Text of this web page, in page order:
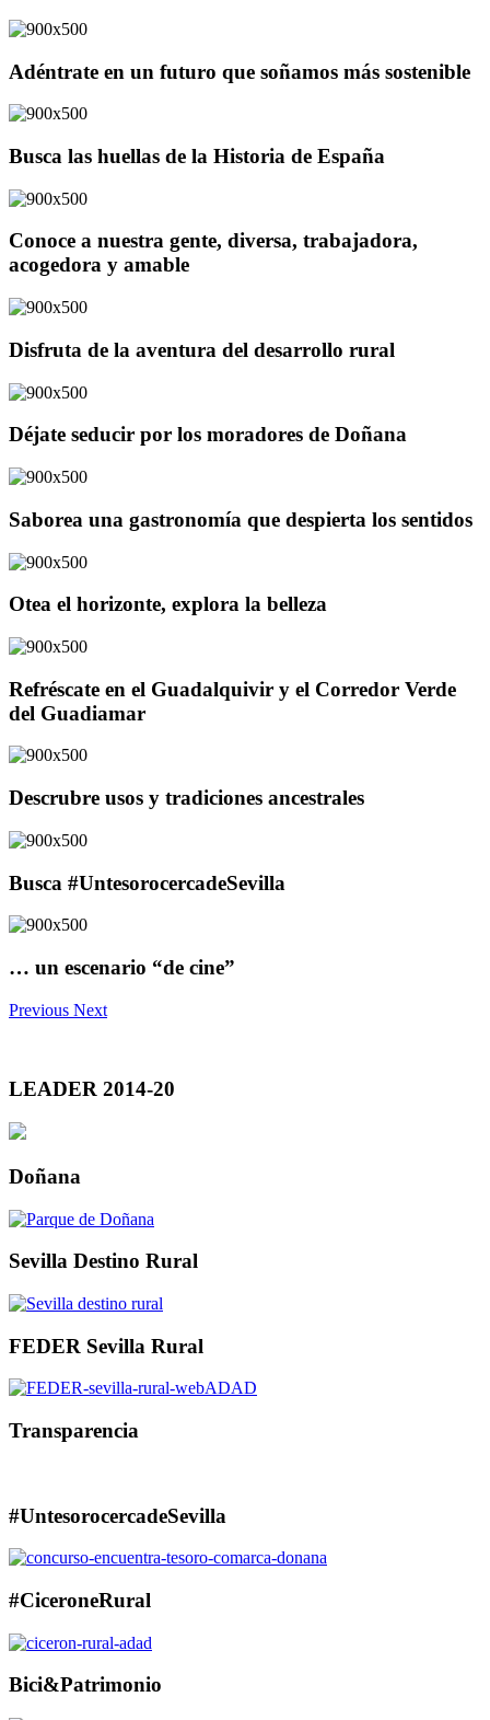
Adéntrate en un futuro que soñamos más sostenible
Busca las huellas de la Historia de España
Conoce a nuestra gente, diversa, trabajadora,
acogedora y amable
Disfruta de la aventura del desarrollo rural
Déjate seducir por los moradores de Doñana
Saborea una gastronomía que despierta los sentidos
Otea el horizonte, explora la belleza
Refréscate en el Guadalquivir y el Corredor Verde
del Guadiamar
Descrubre usos y tradiciones ancestrales
Busca #UntesorocercadeSevilla
… un escenario “de cine”
Previous Next
LEADER 2014-20
Doñana
Sevilla Destino Rural
FEDER Sevilla Rural
Transparencia
#UntesorocercadeSevilla
#CiceroneRural
Bici&Patrimonio